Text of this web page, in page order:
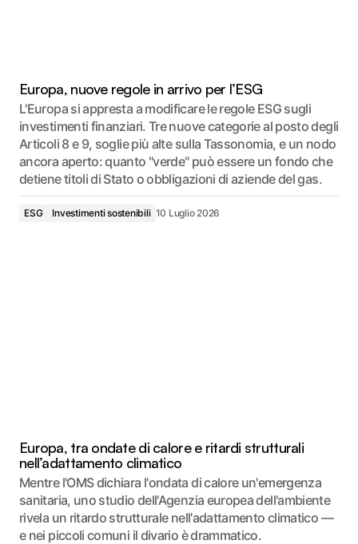
Europa, nuove regole in arrivo per l’ESG
L'Europa si appresta a modificare le regole ESG sugli
investimenti finanziari. Tre nuove categorie al posto degli
Articoli 8 e 9, soglie più alte sulla Tassonomia, e un nodo
ancora aperto: quanto "verde" può essere un fondo che
detiene titoli di Stato o obbligazioni di aziende del gas.
ESG Investimenti sostenibili 10 Luglio 2026
Europa, tra ondate di calore e ritardi strutturali
nell’adattamento climatico
Mentre l'OMS dichiara l'ondata di calore un'emergenza
sanitaria, uno studio dell'Agenzia europea dell'ambiente
rivela un ritardo strutturale nell'adattamento climatico —
e nei piccoli comuni il divario è drammatico.